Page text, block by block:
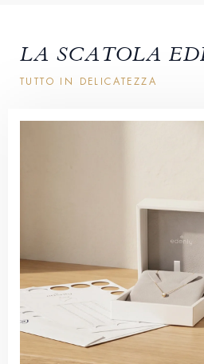
LA SCATOLA
TUTTO IN DELICATEZZA